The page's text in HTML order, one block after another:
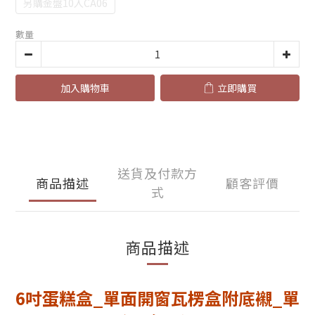
另購金盤10入CA06
數量
加入購物車 立即購買
商品描述
送貨及付款方
式
顧客評價
商品描述
6吋蛋糕盒_單面開窗瓦楞盒附底襯_單